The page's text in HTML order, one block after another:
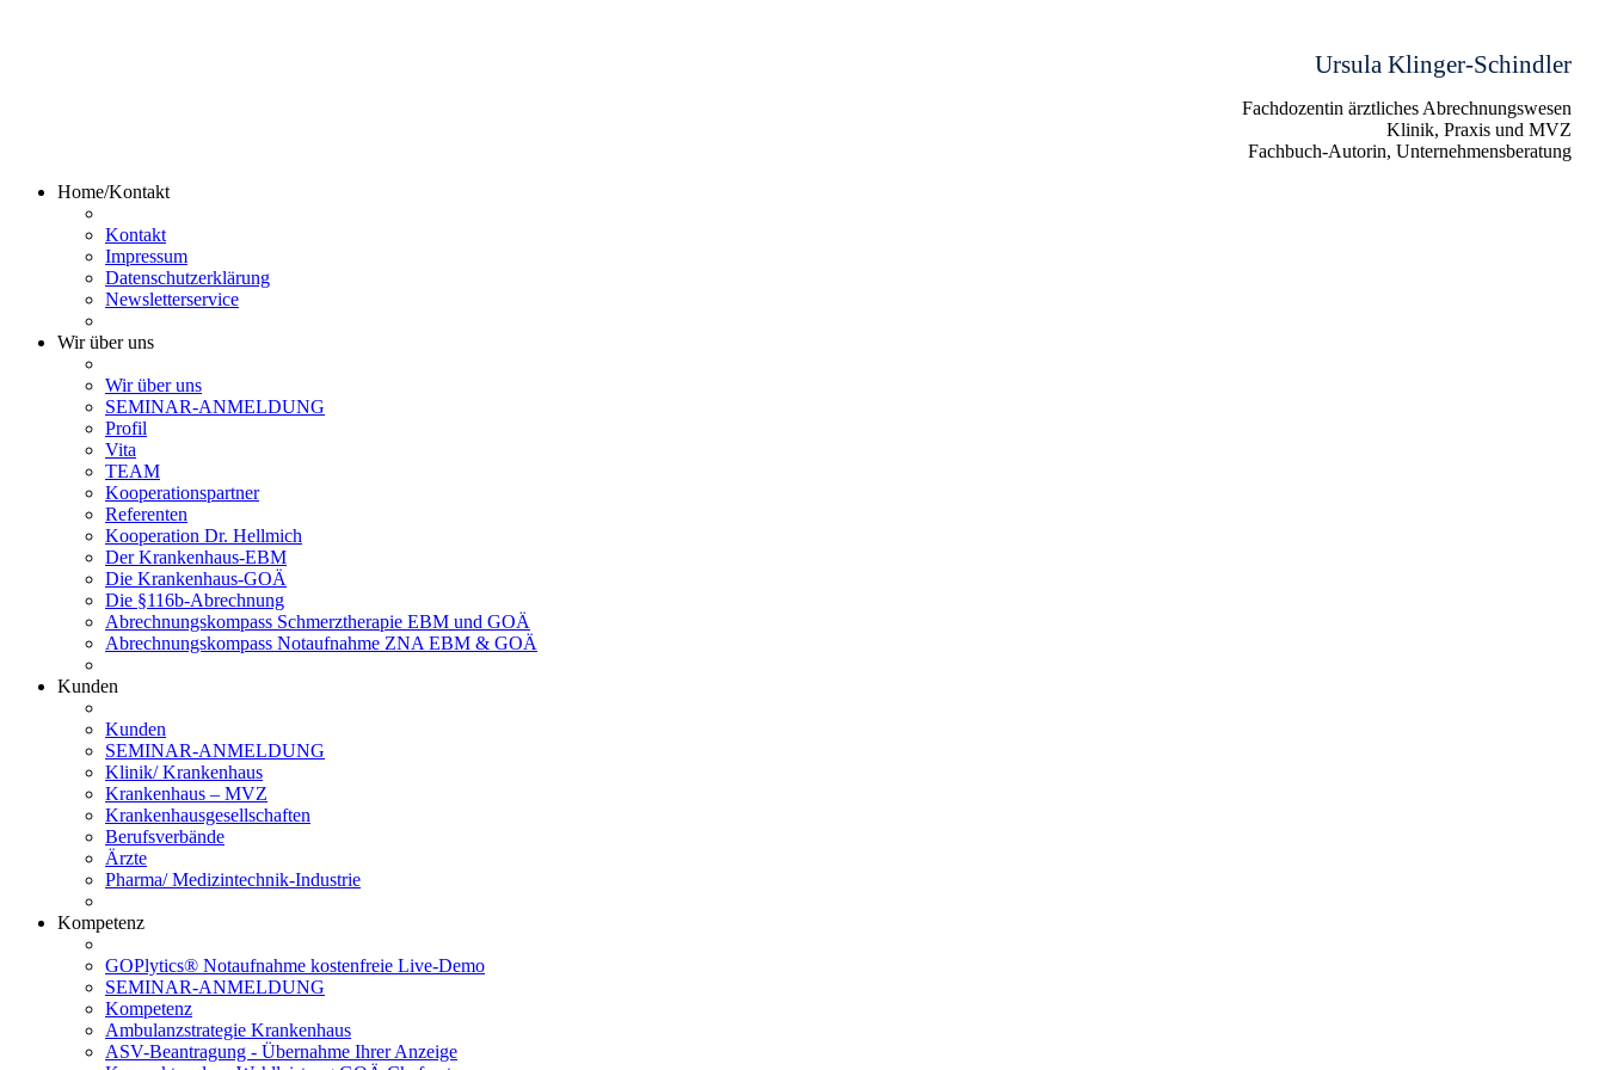
Ursula Klinger-Schindler
Fachdozentin ärztliches Abrechnungswesen
Klinik, Praxis und MVZ
Fachbuch-Autorin, Unternehmensberatung
Home/Kontakt
Kontakt
Impressum
Datenschutzerklärung
Newsletterservice
Wir über uns
Wir über uns
SEMINAR-ANMELDUNG
Profil
Vita
TEAM
Kooperationspartner
Referenten
Kooperation Dr. Hellmich
Der Krankenhaus-EBM
Die Krankenhaus-GOÄ
Die §116b-Abrechnung
Abrechnungskompass Schmerztherapie EBM und GOÄ
Abrechnungskompass Notaufnahme ZNA EBM & GOÄ
Kunden
Kunden
SEMINAR-ANMELDUNG
Klinik/ Krankenhaus
Krankenhaus – MVZ
Krankenhausgesellschaften
Berufsverbände
Ärzte
Pharma/ Medizintechnik-Industrie
Kompetenz
GOPlytics® Notaufnahme kostenfreie Live-Demo
SEMINAR-ANMELDUNG
Kompetenz
Ambulanzstrategie Krankenhaus
ASV-Beantragung - Übernahme Ihrer Anzeige